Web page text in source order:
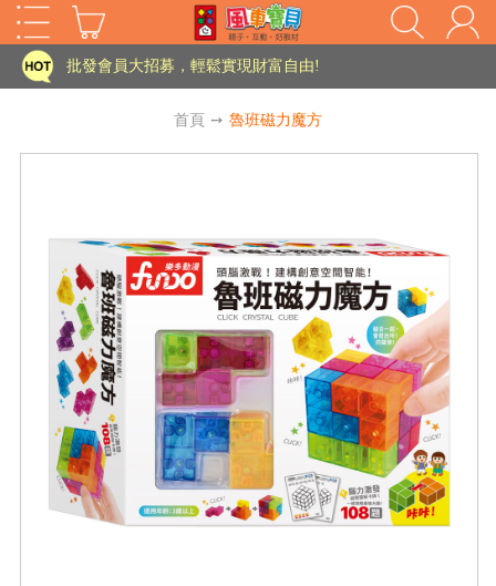
HOT
家長樂了!「風車書版集團暨FOOD超人企業總部」目前正興建中!
批發會員大招募，輕鬆實現財富自由!
老師您好!!幼教會員火熱招募中~
批發會員大招募，輕鬆實現財富自由!
如需更改或重開發票 需在訂單成立三天內通知客服 寄回發票需附上回郵郵票
老師您好!!幼教會員火熱招募中~
海外購物免煩惱！點我查看『海外購物流程說明』
首頁 ➙ 魯班磁力魔方